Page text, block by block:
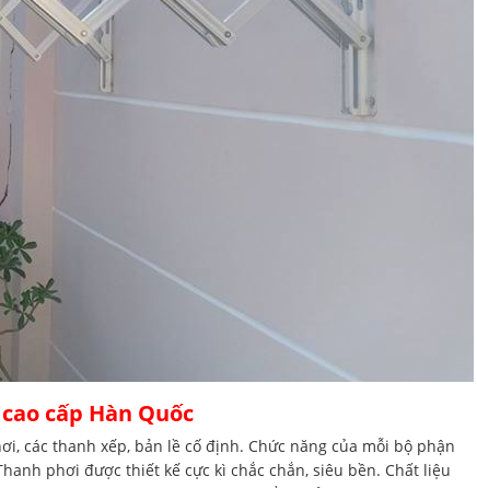
cấp Hàn Quốc
các thanh xếp, bản lề cố định. Chức năng của mỗi bộ phận
phơi được thiết kế cực kì chắc chắn, siêu bền. Chất liệu